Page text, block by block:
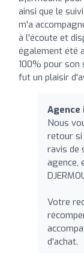
ainsi que le
m'a
à l'écoute et
également été
100% pour son
fut un plaisir
Nous
retour si
ravis de
agence,
Votre
d'achat.